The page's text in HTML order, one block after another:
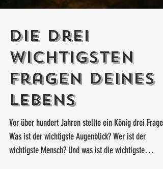
Die drei
wichtigsten
Fragen deines